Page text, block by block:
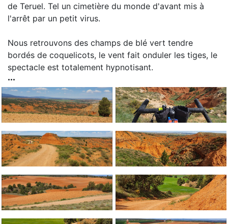
de Teruel. Tel un cimetière du monde d'avant mis à
l'arrêt par un petit virus.
Nous retrouvons des champs de blé vert tendre
bordés de coquelicots, le vent fait onduler les tiges, le
spectacle est totalement hypnotisant.